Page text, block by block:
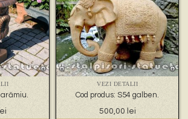
arămiu.
lei
VEZI DETALII
Cod produs: S54 galben.
500,00 lei